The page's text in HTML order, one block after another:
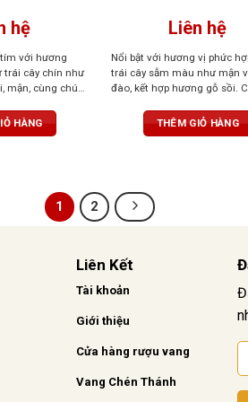
hệ
với hương
cây chín như
mận, cùng chút
dư vị dễ chịu
HÀNG
Liên hệ
Nổi bật với hương vị phức
trái cây sẫm màu như mận
đào, kết hợp hương gỗ sồi.
lịch kéo dàiTHÊM GIỎ HÀNG
1 2
Liên Kết
Tài khoản
Giới thiệu
Cửa hàng rượu vang
Vang Chén Thánh